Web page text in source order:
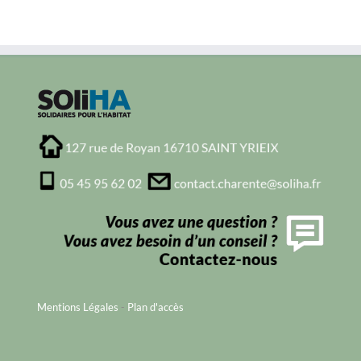
Mentions Légales - Plan d'accès